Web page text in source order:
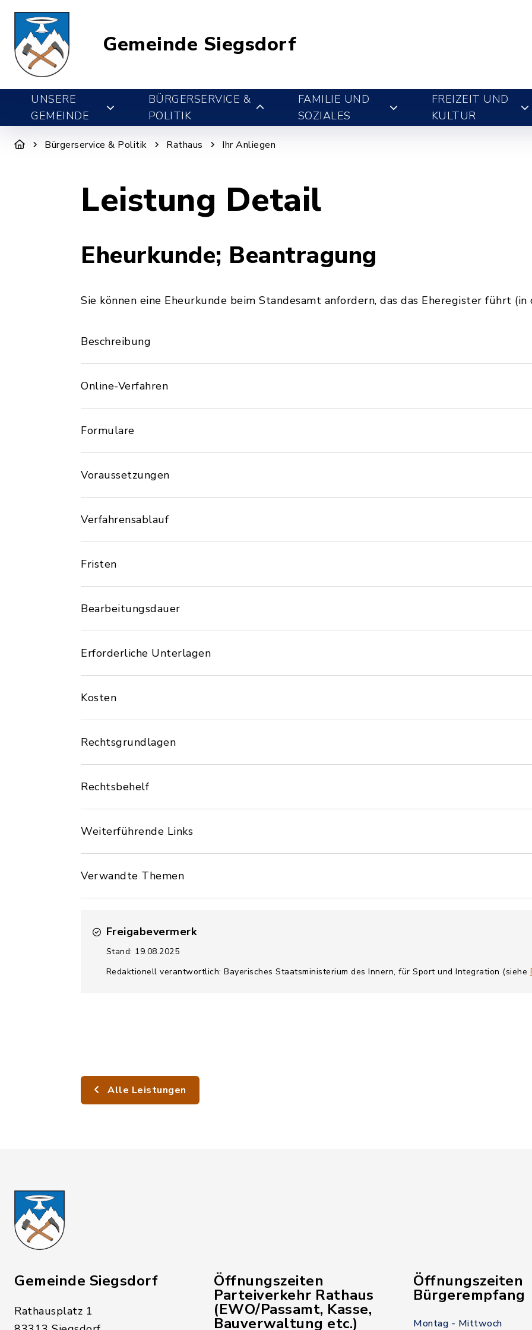
Gemeinde Siegsdorf
UNSERE
GEMEINDE
BÜRGERSERVICE &
POLITIK
FAMILIE UND
SOZIALES
FREIZEIT UND
KULTUR
Bürgerservice & Politik Rathaus Ihr Anliegen
Leistung Detail
Eheurkunde; Beantragung
Sie können eine Eheurkunde beim Standesamt anfordern, das das Eheregister führt
Beschreibung
Online-Verfahren
Formulare
Voraussetzungen
Verfahrensablauf
Fristen
Bearbeitungsdauer
Erforderliche Unterlagen
Kosten
Rechtsgrundlagen
Rechtsbehelf
Weiterführende Links
Verwandte Themen
Freigabevermerk
Stand: 19.08.2025
Redaktionell verantwortlich: Bayerisches Staatsministerium des Innern, für Sport und Integration (siehe
Alle Leistungen
Gemeinde Siegsdorf
Rathausplatz 1
Öffnungszeiten
Parteiverkehr Rathaus
(EWO/Passamt, Kasse,
Bauverwaltung etc.)
Öffnungszeiten
Bürgerempfang
Montag - Mittwoch